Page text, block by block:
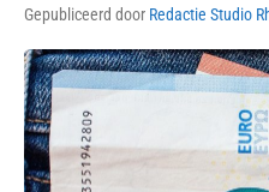
Gepubliceerd door Redactie Studio